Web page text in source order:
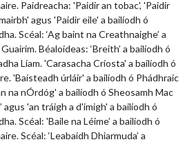
Paidreacha: 'Paidir an tobac', 'Paidir
agus 'Paidir eile' a bailíodh ó
Scéal: ‘Ag baint na Creathnaighe’ a
Béaloideas: ‘Breith’ a bailíodh ó
Liam. 'Carasacha Críosta' a bailíodh ó
'Baisteadh úrláir' a bailíodh ó Phádhraic
na nÓrdóg' a bailíodh ó Sheosamh Mac
agus 'an tráigh a d'imigh' a bailíodh ó
Scéal: 'Baile na Léime’ a bailíodh ó
Scéal: ‘Leabaidh Dhiarmuda’ a